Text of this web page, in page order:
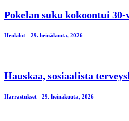
Pokelan suku kokoontui
Henkilöt 29. heinäkuuta, 2026
Hauskaa, sosiaalista
Harrastukset 29. heinäkuuta, 2026